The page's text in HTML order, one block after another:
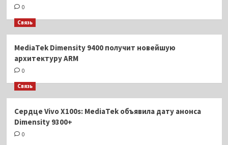
0
Связь
MediaTek Dimensity 9400 получит новейшую
архитектуру ARM
0
Связь
Сердце Vivo X100s: MediaTek объявила дату анонса
Dimensity 9300+
0